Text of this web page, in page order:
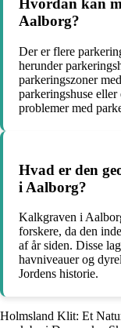
Hvordan kan
Aalborg?
Der er flere
herunder
parkeringszoner
parkeringshuse
problemer med
Hvad er den
i Aalborg?
Kalkgraven i
forskere, da den
af år siden. Disse
havniveauer og
Jordens historie.
Holmsland Klit: Et